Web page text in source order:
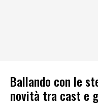
Ballando con le
novità tra cast e